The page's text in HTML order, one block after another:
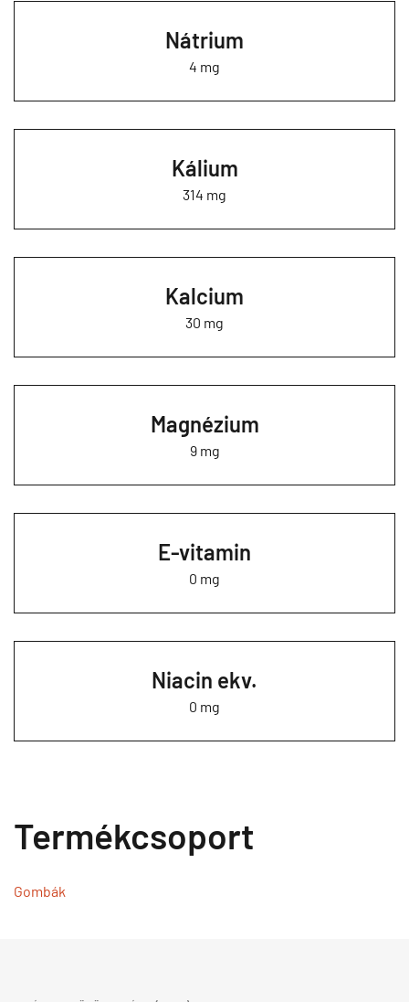
Nátrium
4 mg
Kálium
314 mg
Kalcium
30 mg
Magnézium
9 mg
E-vitamin
0 mg
Niacin ekv.
0 mg
Termékcsoport
Gombák